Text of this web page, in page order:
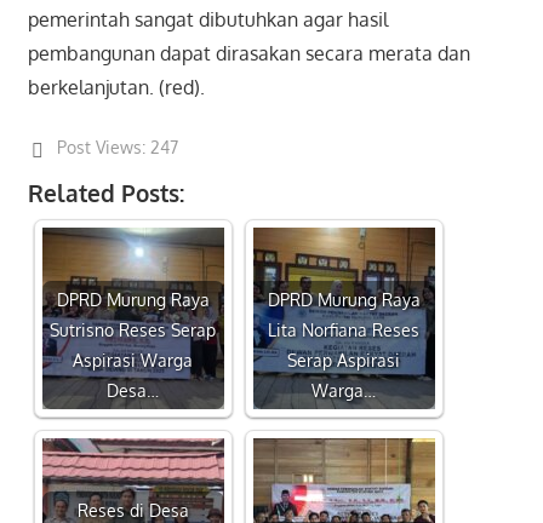
pemerintah sangat dibutuhkan agar hasil
pembangunan dapat dirasakan secara merata dan
berkelanjutan. (red).
Post Views: 247
Related Posts:
DPRD Murung Raya
Sutrisno Reses Serap
Aspirasi Warga
Desa…
DPRD Murung Raya
Lita Norfiana Reses
Serap Aspirasi
Warga…
Reses di Desa